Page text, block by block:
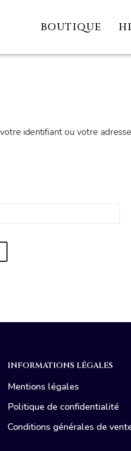
BOUTIQUE
identifiant ou votre
INFORMATIONS LÉGALES
Mentions légales
Politique de confidentialité
Conditions générales de